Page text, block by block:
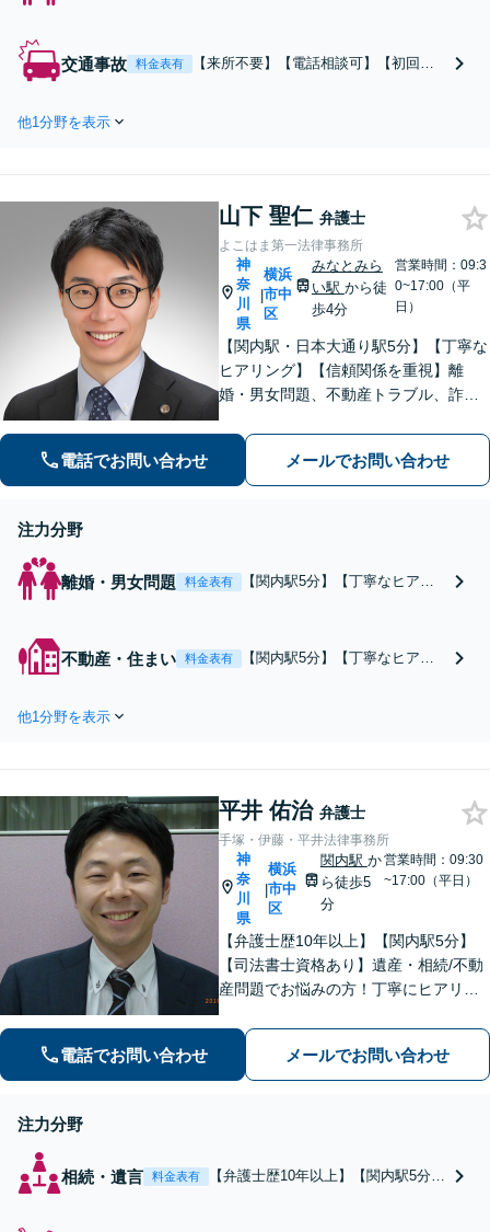
どの争点を整理し、見
通しと方針を提示しま
交通事故 料金表有
【来所不要】【電話相談可】【初回相
他1分野を表示
山下 聖仁 弁護士
よこはま第一法律事務所
神
奈
川
県
|
横浜
市中
区
みなとみら
い駅 から徒
歩4分
営業時間：09:3
0~17:00（平
日）
【関内駅・日本大通り駅5分】【丁寧な
ヒアリング】【信頼関係を重視】離
婚・男女問題、不動産トラブル、詐
います。ご依頼者が抱えている不安や
悩みにしっかり寄り添い、最善の解決
策を一緒に考えていきます。ぜひご相
電話でお問い合わせ メールでお問い合わせ
注力分野
離婚・男女問題 料金表有
【関内駅5分】【丁寧なヒアリ
費など、お困りの際はご相談く
ださい。感情的な対立を避けな
不動産・住まい 料金表有
【関内駅5分】【丁寧なヒアリ
や相続に関する問題まで、幅広
する前に、ぜひ一度ご相談くだ
さい。
他1分野を表示
平井 佑治 弁護士
手塚・伊藤・平井法律事務所
神
奈
川
県
|
横浜
市中
区
関内駅 か
ら徒歩5
分
営業時間：09:30
~17:00（平日）
【弁護士歴10年以上】【関内駅5分】
【司法書士資格あり】遺産・相続/不動
産問題でお悩みの方！丁寧にヒアリン
【関内駅徒歩5分】【初回面談無料】
【夜間/休日対応可能】
電話でお問い合わせ メールでお問い合わせ
注力分野
相続・遺言 料金表有
【弁護士歴10年以上】【関内駅5分】